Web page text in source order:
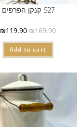
S27 קנקן הפרפים
₪169.90
₪119.90
Add to cart